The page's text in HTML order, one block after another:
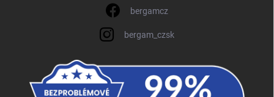
bergamcz
bergam_czsk